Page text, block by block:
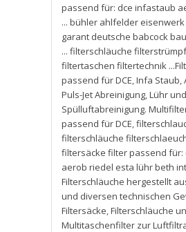
passend für: dce infastaub
... bühler ahlfelder
garant deutsche babcock
... filterschläuche
filtertaschen filtertechnik
passend für DCE,Infa Staub,
Puls-Jet Abreinigung,Lühr
Spülluftabreinigung.
passend für DCE,
filterschläuche
filtersäcke filter passend für:
aerob riedel esta lühr beth
Filterschläuche hergestellt
und diversen technischen
Filtersäcke,Filterschläuche
Multitaschenfilter zur